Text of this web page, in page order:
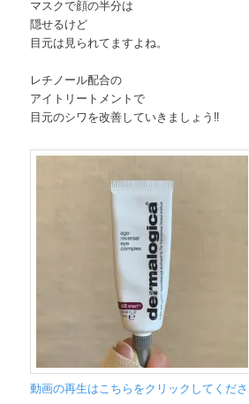
マスクで顔の半分は
隠せるけど
目元は見られてますよね。
レチノール配合の
アイトリートメントで
目元のシワを改善していきましょう‼︎
動画の再生はこちらをクリックしてくだ